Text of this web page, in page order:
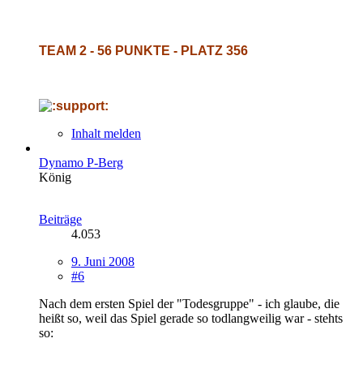
TEAM 2 - 56 PUNKTE - PLATZ 356
Inhalt melden
Dynamo P-Berg
König
Beiträge
4.053
9. Juni 2008
#6
Nach dem ersten Spiel der "Todesgruppe" - ich glaube, die
heißt so, weil das Spiel gerade so todlangweilig war - stehts
so: